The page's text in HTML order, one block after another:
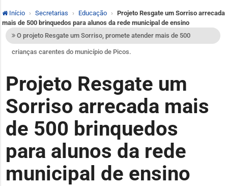
Início Secretarias Educação
Projeto Resgate um Sorriso arrecada
mais de 500 brinquedos para alunos da rede municipal de ensino
O projeto Resgate um Sorriso, promete atender mais de 500
crianças carentes do município de Picos.
Projeto Resgate um
Sorriso arrecada mais
de 500 brinquedos
para alunos da rede
municipal de ensino